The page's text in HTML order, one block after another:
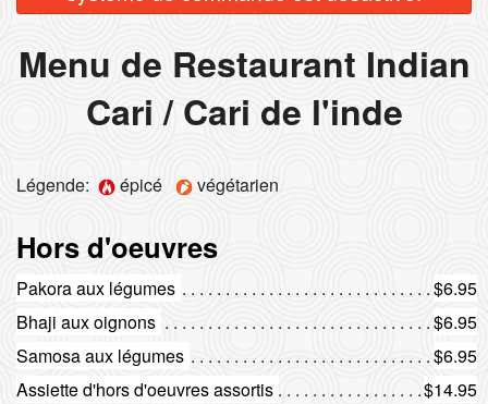
Commander en ligne
Emplacement
Panier (0)
Rechercher
Menu de Restaurant Indian
Cari / Cari de l'inde
Légende: épicé végétarien
Hors d'oeuvres
Pakora aux légumes
$6.95
Bhaji aux oignons
$6.95
Samosa aux légumes
$6.95
Assiette d'hors d'oeuvres assortis
$14.95